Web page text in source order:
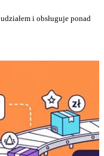
i obsługuje ponad